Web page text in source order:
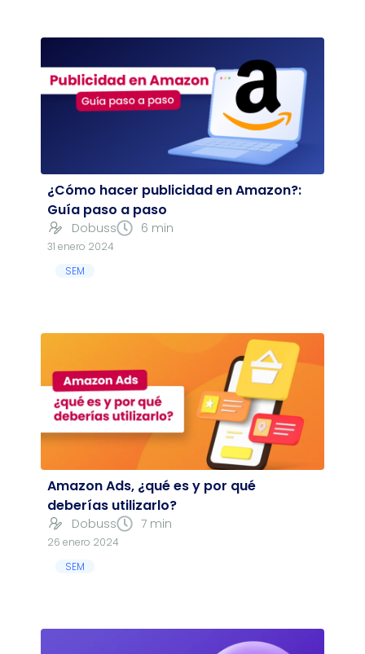
¿Cómo hacer publicidad en Amazon?:
Guía paso a paso
Dobuss 6 min
31 enero 2024
SEM
Amazon Ads, ¿qué es y por qué
deberías utilizarlo?
Dobuss 7 min
26 enero 2024
SEM